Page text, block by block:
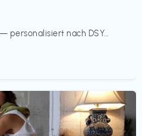
personalisiert nach DSY...